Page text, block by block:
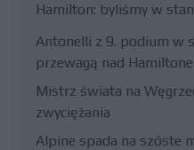
Hamilton: byliśmy w
Antonelli z 9. podium w
przewagą nad
Mistrz świata na
zwyciężania
Alpine spada na szóste